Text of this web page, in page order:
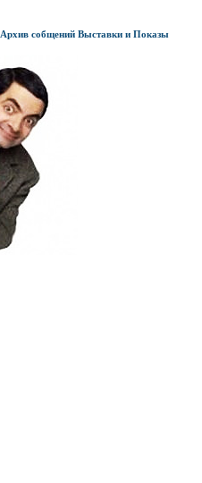
Архив собщений Выставки и Показы